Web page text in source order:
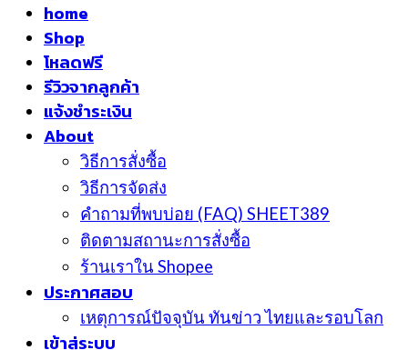
home
Shop
โหลดฟรี
รีวิวจากลูกค้า
แจ้งชำระเงิน
About
วิธีการสั่งซื้อ
วิธีการจัดส่ง
คำถามที่พบบ่อย (FAQ) SHEET389
ติดตามสถานะการสั่งซื้อ
ร้านเราใน Shopee
ประกาศสอบ
เหตุการณ์ปัจจุบัน ทันข่าว ไทยและรอบโลก
เข้าสู่ระบบ